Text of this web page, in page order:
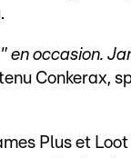
en occasion.
Conkerax,
Plus et